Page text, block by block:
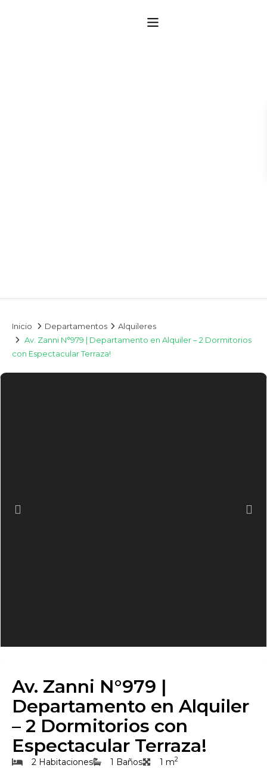
Inicio Departamentos
Alquileres
Av. Zanni N°979 | Departamento en Alquiler – 2 Dormitorios
con Espectacular Terraza!
Previous
Av. Zanni N°979 |
Departamento en Alquiler
– 2 Dormitorios con
Espectacular Terraza!
2 Habitaciones 1 Baños 1 m2